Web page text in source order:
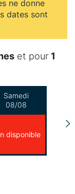
ne donne
dates sont
et pour 1
Samedi
08/08
disponible